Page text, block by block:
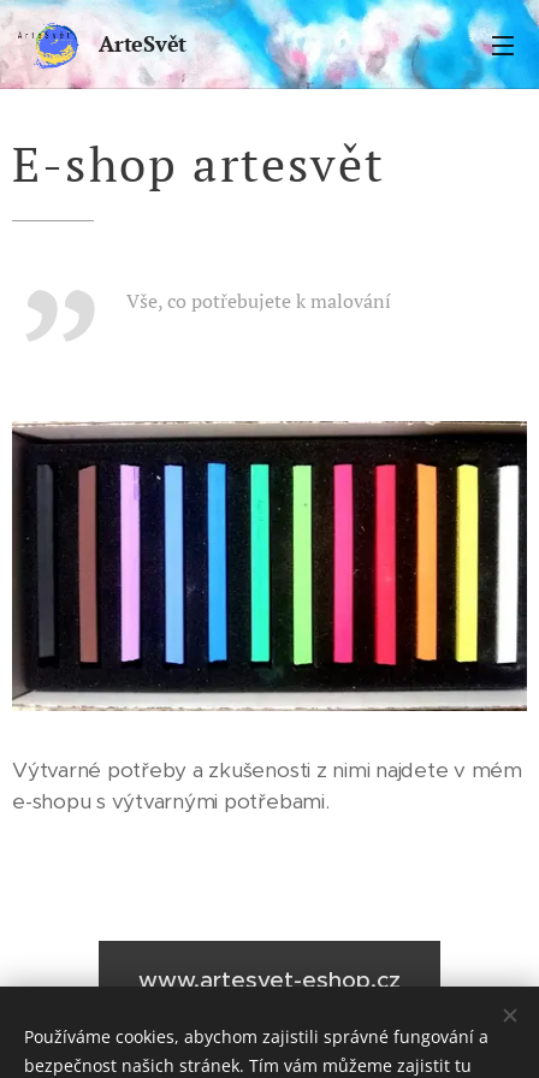
ArteSvět
E-shop artesvět
Vše, co potřebujete k malování
Výtvarné potřeby a zkušenosti z nimi najdete v mém
e-shopu s výtvarnými potřebami.
www.artesvet-eshop.cz
Používáme cookies, abychom zajistili správné fungování a
bezpečnost našich stránek. Tím vám můžeme zajistit tu